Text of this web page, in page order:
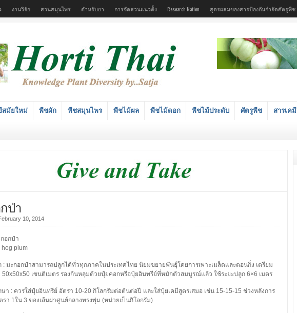
งานวิจัย สวนสมุนไพร ตำหรับยา การจัดสวนแนวต้ัง Research Nation สูตรผสมของสารป้องกันกำจัดศัตรูพืช
สมัยใหม่ พืชผัก พืชสมุนไพร พืชไม้ผล พืชไม้ดอก พืชไม้ประดับ ศัตรูพืช สารเคมี
ป่า
10, 2014
อกป่า
plum
: มะกอกป่าสามารถปลูกได้ทั่วทุกภาคในประเทศไทย นิยมขยายพันธุ์โดยการเพาะเมล็ดและตอนกิ่ง เตรียม
เซนติเมตร รองก้นหลุมด้วยปุ๋ยคอกหรือปุ๋ยอินทรีย์ที่หมักตัวสมบูรณ์แล้ว ใช้ระยะปลูก 6×6 เมตร
ษา : ควรใส่ปุ๋ยอินทรีย์ อัตรา 10-20 กิโลกรัมต่อต้นต่อปี และใส่ปุ๋ยเคมีสูตรเสมอ เช่น 15-15-15 ช่วงหลังการ
รา 1ใน 3 ของเส้นผ่าศูนย์กลางทรงพุ่ม (หน่วยเป็นกิโลกรัม)